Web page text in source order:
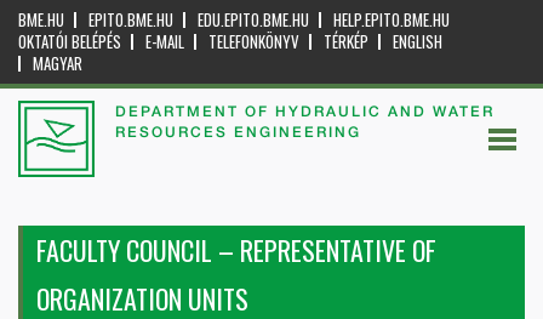
BME.HU EPITO.BME.HU EDU.EPITO.BME.HU
HELP.EPITO.BME.HU
OKTATÓI BELÉPÉS
E-MAIL TELEFONKÖNYV TÉRKÉP
ENGLISH
MAGYAR
DEPARTMENT OF HYDRAULIC AND WATER
RESOURCES ENGINEERING
FACULTY COUNCIL – REPRESENTATIVE OF
ORGANIZATION UNITS